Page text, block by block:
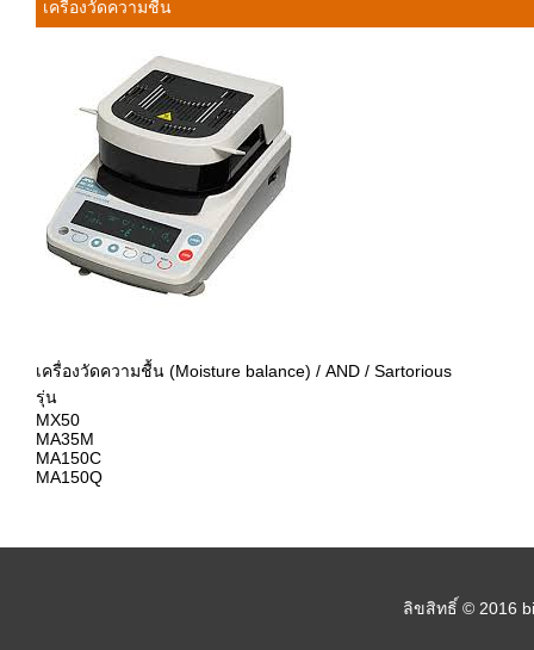
เครื่องวัดความชื่น
เครื่องวัดความชื้น (Moisture balance) / AND / Sartorious
รุ่น
MX50
MA35M
MA150C
MA150Q
ลิขสิทธิ์ © 2016